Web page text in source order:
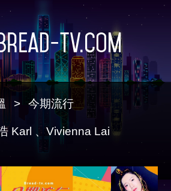
TV.com
今期流行
Karl 、Vivienna Lai